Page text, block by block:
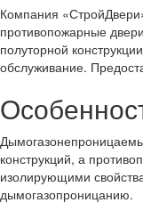
Компания
противопожарные
полуторной
обслуживание.
конструкций, а
изолирующими
дымогазопроницанию.